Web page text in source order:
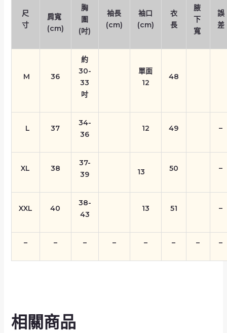
尺
寸
肩寬
(cm)
胸
圍
(吋)
袖長
(cm)
袖口
(cm)
衣
長
腋
下
寬
誤
差
M 36
約
30-
33
吋
單面
12
48
L 37
34-
36
12 49 –
XL 38
37-
39
13 50 –
XXL 40
38-
43
13 51 –
– – – – – – – –
相關商品